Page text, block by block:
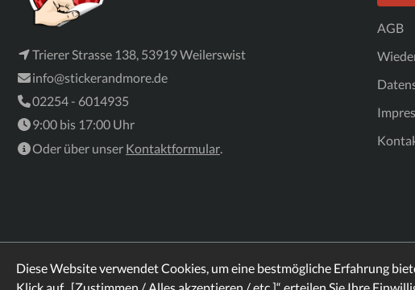
Trierer Strasse 138, 53919 Weilerswist
info@stickerandmore.de
02254 - 6014935
9:00 bis 17:00 Uhr
Oder über unser Kontaktformular.
AGB
Diese Website verwendet Cookies, um eine bestmögliche Erfahrung